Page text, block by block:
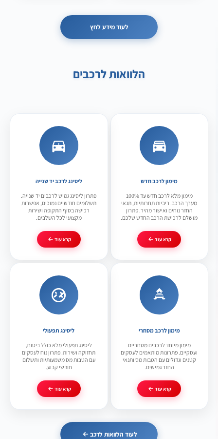
לעוד מידע לחץ
הלוואות לרכבים
מימון לרכב חדש
מימון מלא לרכב חדש עד 100%
מערך הרכב. ריביות תחרותיות, תנאי
החזר נוחים ואישור מהיר. פתרון
מושלם לרכישת הרכב החדש שלכם.
קרא עוד
ליסינג לרכב יד שנייה
פתרון ליסינג גמיש לרכבים יד שנייה.
תשלומים חודשיים נמוכים, אפשרות
רכישה בסוף התקופה ושירות
מקצועי לכל השלבים.
קרא עוד
מימון לרכב מסחרי
מימון מיוחד לרכבים מסחריים
ועסקיים. פתרונות מותאמים לעסקים
קטנים וגדולים עם הטבות מס ותנאי
החזר גמישים.
קרא עוד
ליסינג תפעולי
ליסינג תפעולי מלא כולל ביטוח,
תחזוקה ושירות. פתרון נוח לעסקים
עם הטבות מס משמעותיות ותשלום
חודשי קבוע.
קרא עוד
לעוד הלוואות לרכב